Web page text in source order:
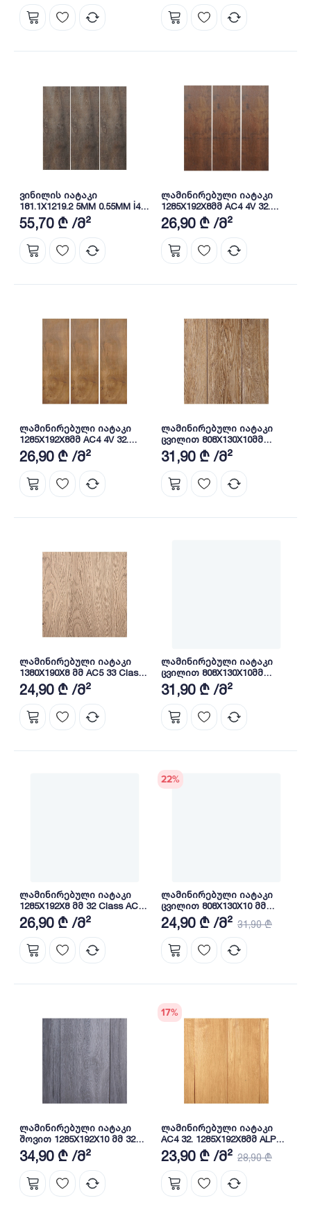
ვინილის იატაკი
181.1X1219.2 5MM 0.55MM İ4F
(413-02) VİNİL PARQUET (SPC)
55,70 ₾ /მ²
ლამინირებული იატაკი
1285X192X8მმ AC4 4V 32.
LAGUNA OAK (K411)
26,90 ₾ /მ²
ლამინირებული იატაკი
1285X192X8მმ AC4 4V 32.
DOUBLOON OAK (K412)
26,90 ₾ /მ²
ლამინირებული იატაკი
ცვილით 808X130X10მმ
SY860
31,90 ₾ /მ²
ლამინირებული იატაკი
1380X190X8 მმ AC5 33 Class
Mountain Oak
24,90 ₾ /მ²
ლამინირებული იატაკი
ცვილით 808X130X10მმ
LG9357
31,90 ₾ /მ²
ლამინირებული იატაკი
1285X192X8 მმ 32 Class AC4
YENICE MESE (K057)
26,90 ₾ /მ²
22%
ლამინირებული იატაკი
ცვილით 808X130X10 მმ
LG7A143
24,90 ₾ /მ² 31,90 ₾
ლამინირებული იატაკი
შოვით 1285X192X10 მმ 32
Class AC4 GUMUS MESE
34,90 ₾ /მ²
17%
ლამინირებული იატაკი
AC4 32. 1285X192X8მმ ALP
MESE (5985)
23,90 ₾ /მ² 28,90 ₾